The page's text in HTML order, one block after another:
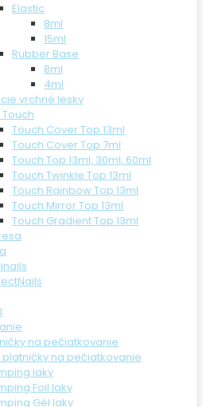
Elastic
8ml
15ml
Rubber Base
8ml
4ml
vrchné lesky
Touch Cover Top 13ml
Touch Cover Top 7ml
Touch Top 13ml, 30ml, 60ml
Touch Twinkle Top 13ml
Touch Rainbow Top 13ml
Touch Mirror Top 13ml
Touch Gradient Top 13ml
na pečiatkovanie
platničky na pečiatkovanie
laky
Foil laky
Gél laky